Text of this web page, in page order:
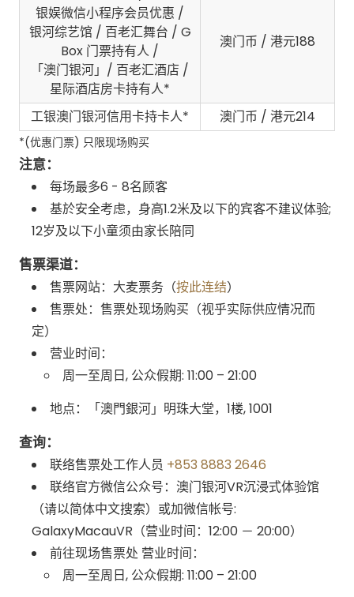
银娱微信小程序会员优惠 /
银河综艺馆 / 百老汇舞台 / G
Box 门票持有人 /
「澳门银河」/ 百老汇酒店 /
星际酒店房卡持有人*
澳门币 / 港元188
工银澳门银河信用卡持卡人* 澳门币 / 港元214
*(优惠门票) 只限现场购买
注意：
每场最多6 - 8名顾客
基於安全考虑，身高1.2米及以下的宾客不建议体验;
12岁及以下小童须由家长陪同
售票渠道：
售票网站：大麦票务（按此连结）
售票处：售票处现场购买（视乎实际供应情况而
定）
营业时间：
周一至周日, 公众假期: 11:00 – 21:00
地点：「澳門銀河」明珠大堂，1楼, 1001
查询：
联络售票处工作人员 +853 8883 2646
联络官方微信公众号：澳门银河VR沉浸式体验馆
（请以简体中文搜索）或加微信帐号:
GalaxyMacauVR（营业时间：12:00 － 20:00）
前往现场售票处 营业时间：
周一至周日, 公众假期: 11:00 – 21:00